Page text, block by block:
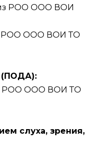
РОО ООО ВОИ
РОО ООО ВОИ ТО
(ПОДА):
РОО ООО ВОИ ТО
слуха, зрения,